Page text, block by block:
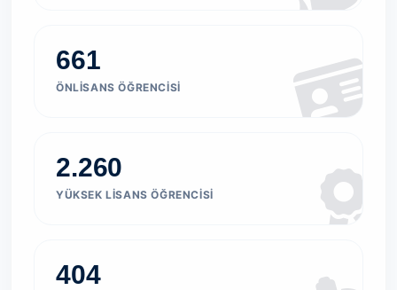
661
ÖNLISANS ÖĞRENCISI
2.260
YÜKSEK LISANS ÖĞRENCISI
404